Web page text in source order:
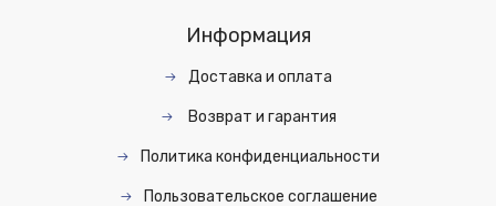
Информация
Доставка и оплата
Возврат и гарантия
Политика конфиденциальности
Пользовательское соглашение